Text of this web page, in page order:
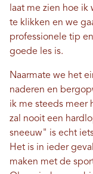
laat me zien hoe ik
te klikken en we
professionele tip
goede les is.
Naarmate we het
naderen en
ik me steeds meer
zal nooit een
sneeuw" is echt
Het is in ieder
maken met de